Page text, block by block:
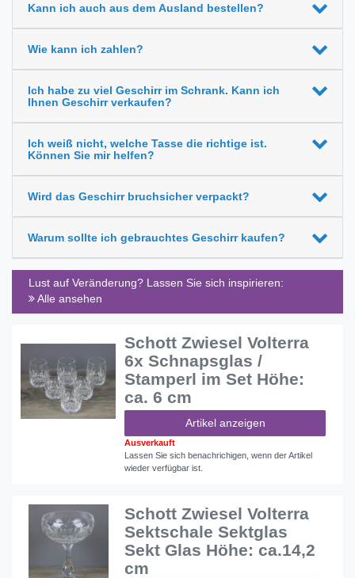
Kann ich auch aus dem Ausland bestellen?
Wie kann ich zahlen?
Ich habe zu viel Geschirr im Schrank. Kann ich
Ihnen Geschirr verkaufen?
Ich weiß nicht, welche Tasse die richtige ist.
Können Sie mir helfen?
Wird das Geschirr bruchsicher verpackt?
Warum sollte ich gebrauchtes Geschirr kaufen?
Lust auf Veränderung? Lassen Sie sich inspirieren:
Alle ansehen
Schott Zwiesel Volterra
6x Schnapsglas /
Stamperl im Set Höhe:
ca. 6 cm
Artikel anzeigen
Ausverkauft
Lassen Sie sich benachrichigen, wenn der Artikel
wieder verfügbar ist.
Schott Zwiesel Volterra
Sektschale Sektglas
Sekt Glas Höhe: ca.14,2
cm